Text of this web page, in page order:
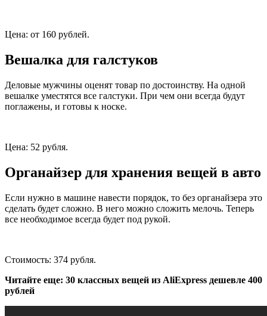
Цена: от 160 рублей.
Вешалка для галстуков
Деловые мужчины оценят товар по достоинству. На одной
вешалке уместятся все галстуки. При чем они всегда будут
поглажены, и готовы к носке.
Цена: 52 рубля.
Органайзер для хранения вещей в авто
Если нужно в машине навести порядок, то без органайзера это
сделать будет сложно. В него можно сложить мелочь. Теперь
все необходимое всегда будет под рукой.
Стоимость: 374 рубля.
Читайте еще: 30 классных вещей из AliExpress дешевле 400
рублей